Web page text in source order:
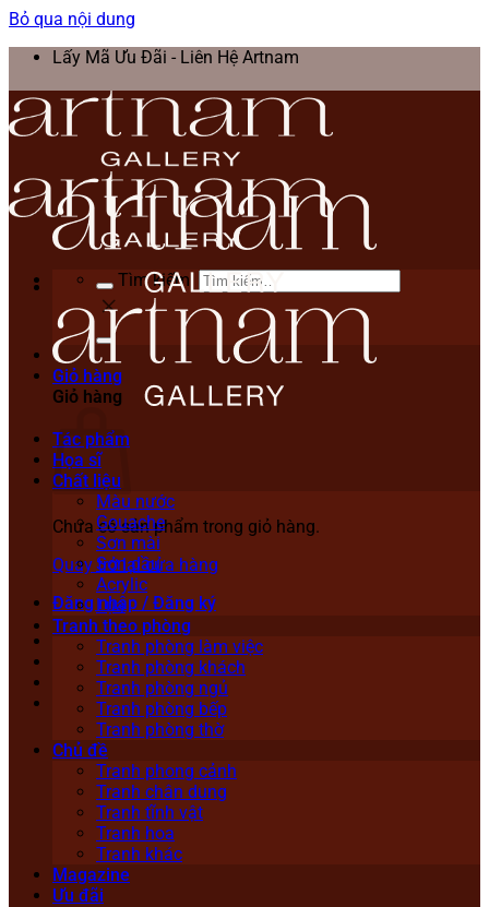
Bỏ qua nội dung
Lấy Mã Ưu Đãi - Liên Hệ Artnam
Tìm kiếm:
Giỏ hàng
Giỏ hàng
Chưa có sản phẩm trong giỏ hàng.
Quay trở lại cửa hàng
Đăng nhập / Đăng ký
Tác phẩm
Họa sĩ
Chất liệu
Màu nước
Gouache
Sơn mài
Sơn dầu
Acrylic
Lụa
Tranh theo phòng
Tranh phòng làm việc
Tranh phòng khách
Tranh phòng ngủ
Tranh phòng bếp
Tranh phòng thờ
Chủ đề
Tranh phong cảnh
Tranh chân dung
Tranh tĩnh vật
Tranh hoa
Tranh khác
Magazine
Ưu đãi